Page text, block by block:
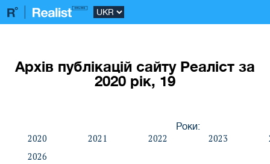
Архів публікацій сайту Реаліст за
2020 рік, 19
Роки:
2020 2021 2022 2023
2026